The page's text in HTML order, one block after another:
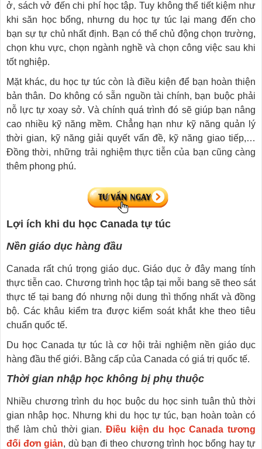
ở, sách vở đến chi phí học tập. Tuy không thể tiết kiệm như
khi săn học bổng, nhưng du học tự túc lại mang đến cho
bạn sự tự chủ nhất định. Bạn có thể chủ động chọn trường,
chọn khu vực, chọn ngành nghề và chọn công việc sau khi
tốt nghiệp.
Mặt khác, du học tự túc còn là điều kiện để bạn hoàn thiện
bản thân. Do không có sẵn nguồn tài chính, bạn buộc phải
nỗ lực tự xoay sở. Và chính quá trình đó sẽ giúp bạn nâng
cao nhiều kỹ năng mềm. Chẳng hạn như kỹ năng quản lý
thời gian, kỹ năng giải quyết vấn đề, kỹ năng giao tiếp,…
Đồng thời, những trải nghiệm thực tiễn của bạn cũng càng
thêm phong phú.
Lợi ích khi du học Canada tự túc
Nền giáo dục hàng đầu
Canada rất chú trọng giáo dục. Giáo dục ở đây mang tính
thực tiễn cao. Chương trình học tập tại mỗi bang sẽ theo sát
thực tế tại bang đó nhưng nội dung thì thống nhất và đồng
bộ. Các khâu kiểm tra được kiểm soát khắt khe theo tiêu
chuẩn quốc tế.
Du học Canada tự túc là cơ hội trải nghiệm nền giáo dục
hàng đầu thế giới. Bằng cấp của Canada có giá trị quốc tế.
Thời gian nhập học không bị phụ thuộc
Nhiều chương trình du học buộc du học sinh tuân thủ thời
gian nhập học. Nhưng khi du học tự túc, bạn hoàn toàn có
thể làm chủ thời gian. Điều kiện du học Canada tương
đối đơn giản, dù bạn đi theo chương trình học bổng hay tự